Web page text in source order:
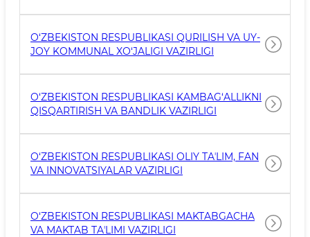
O‘ZBEKISTON RESPUBLIKASI QURILISH VA UY-
JOY KOMMUNAL XO‘JALIGI VAZIRLIGI
O‘ZBEKISTON RESPUBLIKASI KAMBAG‘ALLIKNI
QISQARTIRISH VA BANDLIK VAZIRLIGI
O‘ZBEKISTON RESPUBLIKASI OLIY TAʼLIM, FAN
VA INNOVATSIYALAR VAZIRLIGI
O‘ZBEKISTON RESPUBLIKASI MAKTABGACHA
VA MAKTAB TAʼLIMI VAZIRLIGI